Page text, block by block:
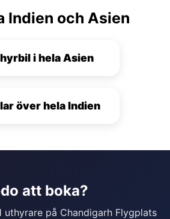
Indien och Asien
i hela Asien
över hela Indien
att boka?
uthyrare på Chandigarh Flygplats